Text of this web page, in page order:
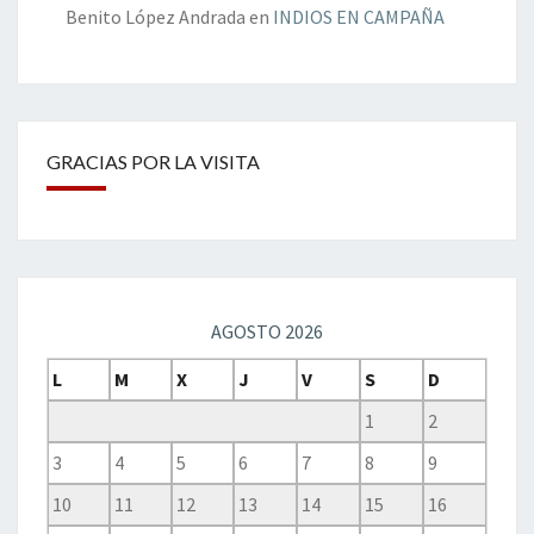
Benito López Andrada en INDIOS EN CAMPAÑA
GRACIAS POR LA VISITA
AGOSTO 2026
L
M X J V S
D
1
2
3
4 5 6 7 8
9
10
11 12 13 14 15
16